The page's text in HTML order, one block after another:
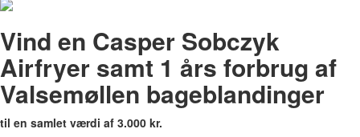
Vind en Casper Sobczyk
Airfryer samt 1 års forbrug af
Valsemøllen bageblandinger
til en samlet værdi af 3.000 kr.